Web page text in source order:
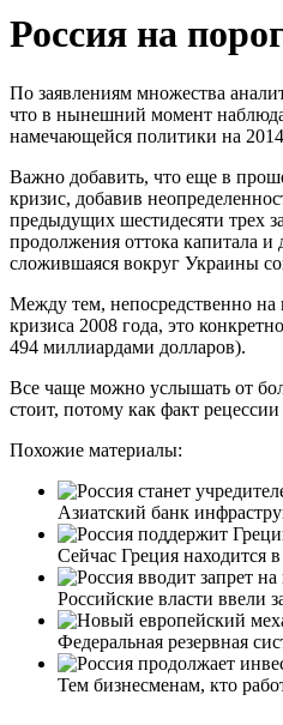
Россия на
По заявлениям множества
что в нынешний момент
намечающейся политики на
Важно добавить, что еще в
кризис, добавив
предыдущих шестидесяти трех
продолжения оттока капитала
сложившаяся вокруг Украины
Между тем, непосредственно на
кризиса 2008 года, это
494 миллиардами долларов).
Все чаще можно услышать от
стоит, потому как факт
Похожие материалы:
Азиатский банк
Сейчас Греция находится
Российские власти ввели
Федеральная резервная
Тем бизнесменам, кто